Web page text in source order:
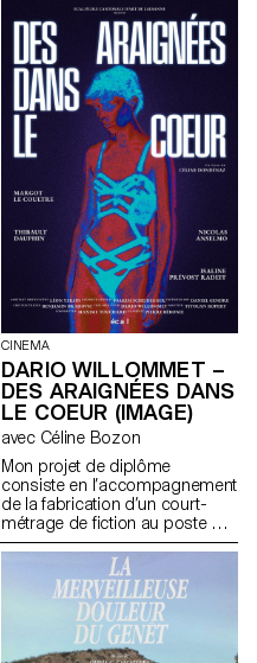
CINEMA
DARIO WILLOMMET –
DES ARAIGNÉES DANS
LE COEUR (IMAGE)
avec Céline Bozon
Mon projet de diplôme
consiste en l’accompagnement
de la fabrication d’un court-
métrage de fiction au poste de
chef-opérateur.